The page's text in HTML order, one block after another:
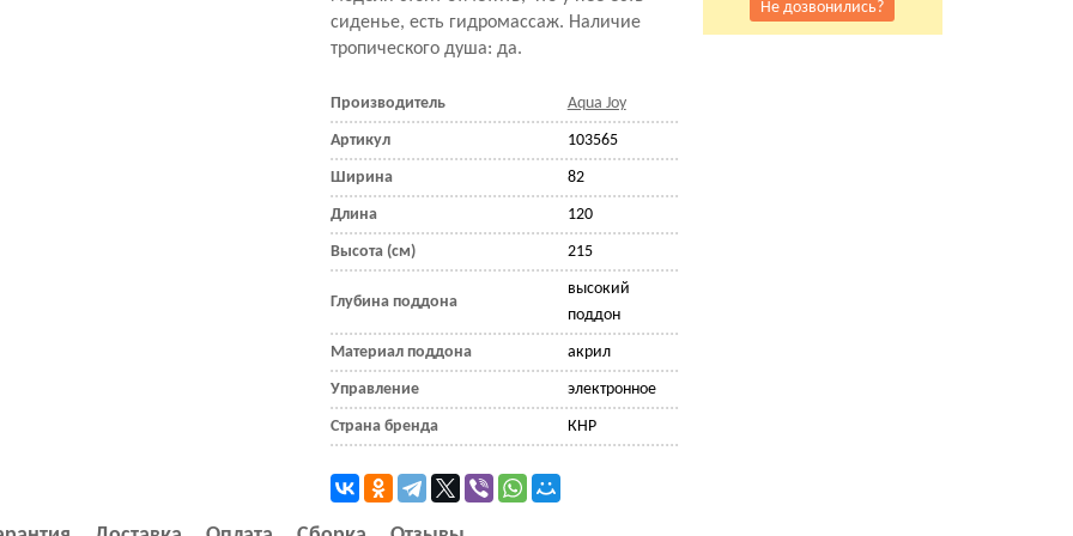
сиденье, есть гидромассаж. Наличие
тропического душа: да.
Производитель Aqua Joy
Артикул 103565
Ширина 82
Длина 120
Высота (см) 215
Глубина поддона
высокий
поддон
Материал поддона акрил
Управление электронное
Страна бренда КНР
Не дозвонились?